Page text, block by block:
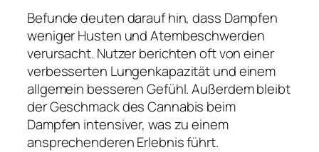
Befunde deuten darauf hin, dass Dampfen
weniger Husten und Atembeschwerden
verursacht. Nutzer berichten oft von einer
verbesserten Lungenkapazität und einem
allgemein besseren Gefühl. Außerdem bleibt
der Geschmack des Cannabis beim
Dampfen intensiver, was zu einem
ansprechenderen Erlebnis führt.